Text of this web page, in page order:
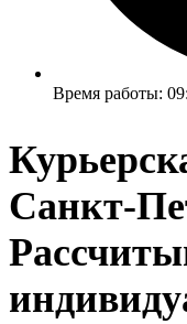
Время работы:
Санкт-